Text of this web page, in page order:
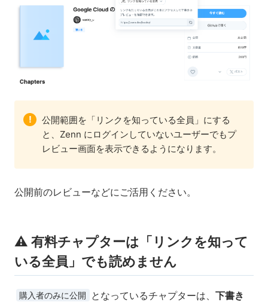
!
公開範囲を「リンクを知っている全員」にする
と、Zenn にログインしていないユーザーでもプ
レビュー画面を表示できるようになります。
公開前のレビューなどにご活用ください。
⚠️ 有料チャプターは「リンクを知って
いる全員」でも読めません
購入者のみに公開 となっているチャプターは、下書き